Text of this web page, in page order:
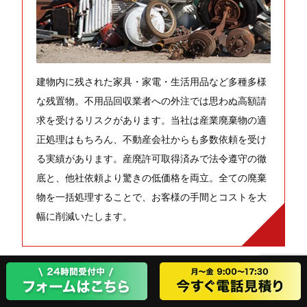
建物内に残された家具・家電・生活用品など多種多様
な残置物。不用品回収業者への外注では思わぬ高額請
求を受けるリスクがあります。当社は産業廃棄物の適
正処理はもちろん、不動産会社からも多数依頼を受け
る実績があります。産廃許可取得済みで法令遵守の徹
底と、他社依頼より驚きの低価格を両立。全ての廃棄
物を一括処理することで、お客様の手間とコストを大
幅に削減いたします。